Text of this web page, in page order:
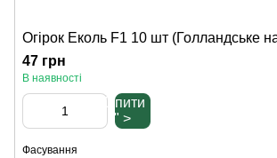
Огірок Еколь F1 10 шт (Голландське
47 грн
В наявності
Купити
" >
Фасування